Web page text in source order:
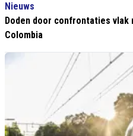
Nieuws
Doden door confrontaties
Colombia